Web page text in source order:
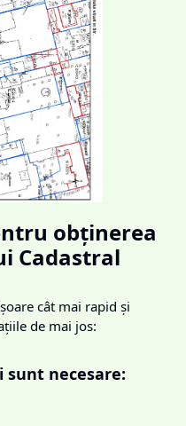
obținerea
Cadastral
cât mai rapid și
de mai jos:
necesare: